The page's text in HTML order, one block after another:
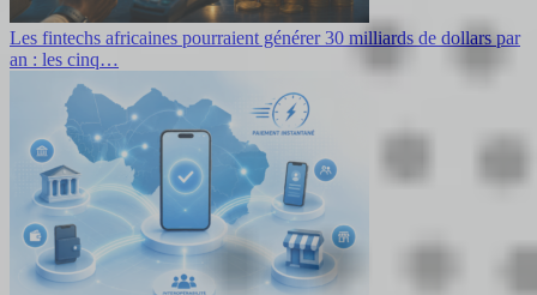
Les fintechs africaines pourraient générer 30 milliards de dollars par
an : les cinq…